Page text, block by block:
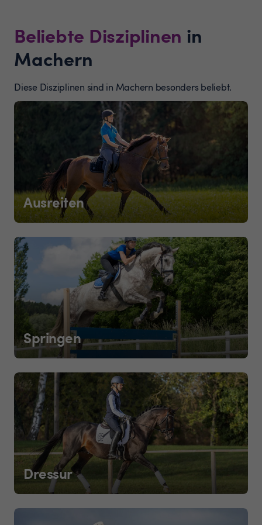
Beliebte Disziplinen in
Machern
Diese Disziplinen sind in Machern besonders beliebt.
Ausreiten
Springen
Dressur